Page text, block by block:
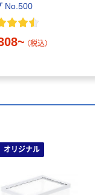
No.500
（税込）
オリジナル